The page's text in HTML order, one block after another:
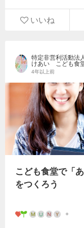
いいね
特定非営利活動
けあい こども食
4年以上前
こども食堂で「
をつくろう